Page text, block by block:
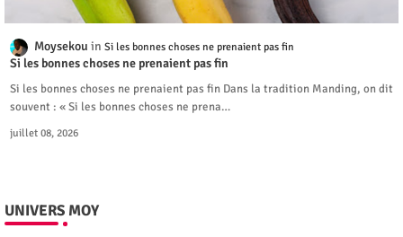
Moysekou Si les bonnes choses ne prenaient pas fin
Si les bonnes choses ne prenaient pas fin
Si les bonnes choses ne prenaient pas fin Dans la tradition Manding, on dit
souvent : « Si les bonnes choses ne prena…
juillet 08, 2026
UNIVERS MOY